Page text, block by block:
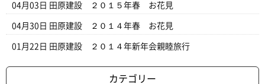
04月03日 田原建設 ２０１５年春 お花見
04月30日 田原建設 ２０１４年春 お花見
01月22日 田原建設 ２０１４年新年会親睦旅行
カテゴリー